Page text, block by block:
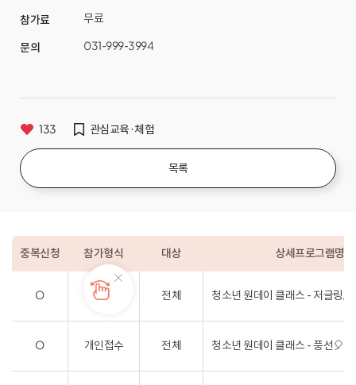
참가료 무료
문의 031-999-3994
133 관심교육·체험
목록
중복신청 참가형식 대상 상세프로그램명
O 개인접수 전체 청소년 원데이 클래스 - 저글링
O 개인접수 전체 청소년 원데이 클래스 - 풍선🎈